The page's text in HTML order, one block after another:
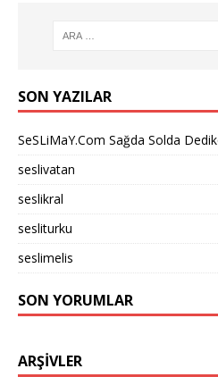
SON YAZILAR
SeSLiMaY.Com Sağda Solda
seslivatan
seslikral
sesliturku
seslimelis
SON YORUMLAR
ARŞIVLER